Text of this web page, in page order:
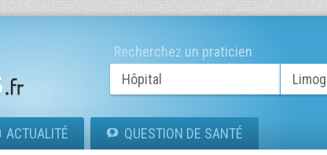
Recherchez un praticien
ACTUALITÉ QUESTION DE SANTÉ